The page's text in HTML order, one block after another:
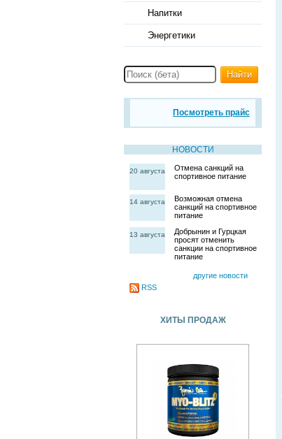
Напитки
Энергетики
Найти
Посмотреть прайс
НОВОСТИ
20 августа
Отмена санкций на
спортивное питание
14 августа
Возможная отмена
санкций на спортивное
питание
13 августа
Добрынин и Гурцкая
просят отменить
санкции на спортивное
питание
другие новости
RSS
ХИТЫ ПРОДАЖ